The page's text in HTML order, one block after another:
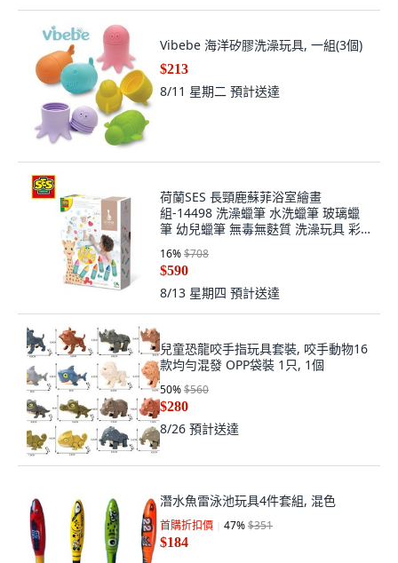
Vibebe 海洋矽膠洗澡玩具, 一組(3個)
$213
8/11 星期二 預計送達
荷蘭SES 長頸鹿蘇菲浴室繪畫
組-14498 洗澡蠟筆 水洗蠟筆 玻璃蠟
筆 幼兒蠟筆 無毒無麩質 洗澡玩具 彩
繪塗鴉, 詳見包裝, Multicolor, 1個
16%$708
$590
8/13 星期四 預計送達
兒童恐龍咬手指玩具套裝, 咬手動物16
款均勻混發 OPP袋裝 1只, 1個
50%$560
$280
8/26 預計送達
潛水魚雷泳池玩具4件套組, 混色
首購折扣價 47%$351
$184